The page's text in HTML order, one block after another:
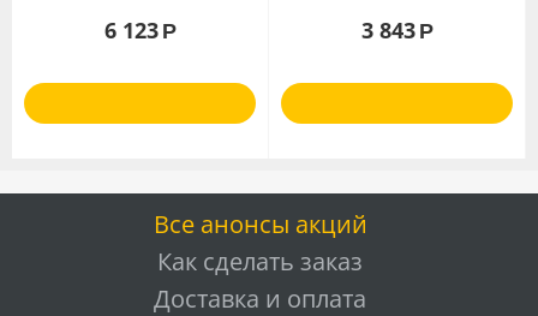
6 123 Р 3 843 Р
Все анонсы акций
Как сделать заказ
Доставка и оплата